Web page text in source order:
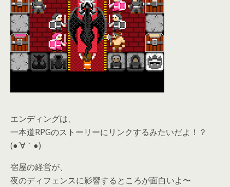
エンディングは、
一本道RPGのストーリーにリンクするみたいだよ！？
(●´∀｀●)
宿屋の経営が、
夜のディフェンスに影響するところが面白いよ〜